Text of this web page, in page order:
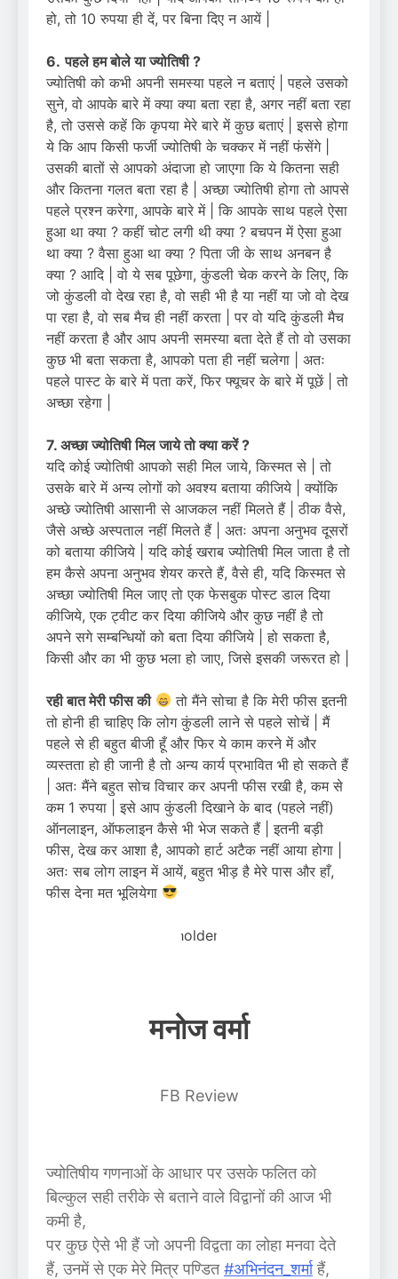
हो, तो 10 रुपया ही दें, पर बिना दिए न आयें |
6. पहले हम बोले या ज्योतिषी ?
ज्योतिषी को कभी अपनी समस्या पहले न बताएं | पहले उसको
सुने, वो आपके बारे में क्या क्या बता रहा है, अगर नहीं बता रहा
है, तो उससे कहें कि कृपया मेरे बारे में कुछ बताएं | इससे होगा
ये कि आप किसी फर्जी ज्योतिषी के चक्कर में नहीं फंसेंगे |
उसकी बातों से आपको अंदाजा हो जाएगा कि ये कितना सही
और कितना गलत बता रहा है | अच्छा ज्योतिषी होगा तो आपसे
पहले प्रश्न करेगा, आपके बारे में | कि आपके साथ पहले ऐसा
हुआ था क्या ? कहीं चोट लगी थी क्या ? बचपन में ऐसा हुआ
था क्या ? वैसा हुआ था क्या ? पिता जी के साथ अनबन है
क्या ? आदि | वो ये सब पूछेगा, कुंडली चेक करने के लिए, कि
जो कुंडली वो देख रहा है, वो सही भी है या नहीं या जो वो देख
पा रहा है, वो सब मैच ही नहीं करता | पर वो यदि कुंडली मैच
नहीं करता है और आप अपनी समस्या बता देते हैं तो वो उसका
कुछ भी बता सकता है, आपको पता ही नहीं चलेगा | अतः
पहले पास्ट के बारे में पता करें, फिर फ्यूचर के बारे में पूछें | तो
अच्छा रहेगा |
7. अच्छा ज्योतिषी मिल जाये तो क्या करें ?
यदि कोई ज्योतिषी आपको सही मिल जाये, किस्मत से | तो
उसके बारे में अन्य लोगों को अवश्य बताया कीजिये | क्योंकि
अच्छे ज्योतिषी आसानी से आजकल नहीं मिलते हैं | ठीक वैसे,
जैसे अच्छे अस्पताल नहीं मिलते हैं | अतः अपना अनुभव दूसरों
को बताया कीजिये | यदि कोई खराब ज्योतिषी मिल जाता है तो
हम कैसे अपना अनुभव शेयर करते हैं, वैसे ही, यदि किस्मत से
अच्छा ज्योतिषी मिल जाए तो एक फेसबुक पोस्ट डाल दिया
कीजिये, एक ट्वीट कर दिया कीजिये और कुछ नहीं है तो
अपने सगे सम्बन्धियों को बता दिया कीजिये | हो सकता है,
किसी और का भी कुछ भला हो जाए, जिसे इसकी जरूरत हो |
रही बात मेरी फीस की
तो मैंने सोचा है कि मेरी फीस इतनी
तो होनी ही चाहिए कि लोग कुंडली लाने से पहले सोचें | मैं
पहले से ही बहुत बीजी हूँ और फिर ये काम करने में और
व्यस्तता हो ही जानी है तो अन्य कार्य प्रभावित भी हो सकते हैं
| अतः मैंने बहुत सोच विचार कर अपनी फीस रखी है, कम से
कम 1 रुपया | इसे आप कुंडली दिखाने के बाद (पहले नहीं)
ऑनलाइन, ऑफलाइन कैसे भी भेज सकते हैं | इतनी बड़ी
फीस, देख कर आशा है, आपको हार्ट अटैक नहीं आया होगा |
अतः सब लोग लाइन में आयें, बहुत भीड़ है मेरे पास और हाँ,
फीस देना मत भूलियेगा
मनोज वर्मा
FB Review
ज्योतिषीय गणनाओं के आधार पर उसके फलित को
बिल्कुल सही तरीके से बताने वाले विद्वानों की आज भी
कमी है,
पर कुछ ऐसे भी हैं जो अपनी विद्वता का लोहा मनवा देते
हैं, उनमें से एक मेरे मित्र पण्डित#अभिनंदन_शर्माहैं,